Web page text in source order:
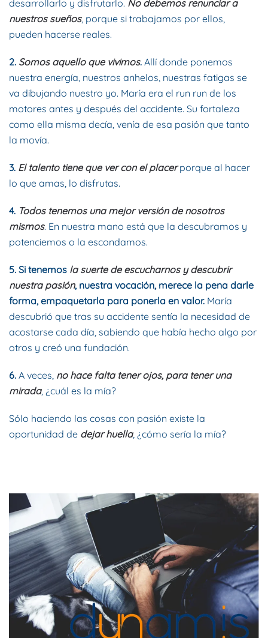
desarrollarlo y disfrutarlo. No debemos renunciar a
nuestros sueños, porque si trabajamos por ellos,
pueden hacerse reales.
2. Somos aquello que vivimos. Allí donde ponemos
nuestra energía, nuestros anhelos, nuestras fatigas se
va dibujando nuestro yo. María era el run run de los
motores antes y después del accidente. Su fortaleza
como ella misma decía, venía de esa pasión que tanto
la movía.
3. El talento tiene que ver con el placerporque al hacer
lo que amas, lo disfrutas.
4. Todos tenemos una mejor versión de nosotros
mismos. En nuestra mano está que la descubramos y
potenciemos o la escondamos.
5. Si tenemos la suerte de escucharnos y descubrir
nuestra pasión, nuestra vocación, merece la pena darle
forma, empaquetarla para ponerla en valor. María
descubrió que tras su accidente sentía la necesidad de
acostarse cada día, sabiendo que había hecho algo por
otros y creó una fundación.
6. A veces, no hace falta tener ojos, para tener una
mirada, ¿cuál es la mía?
Sólo haciendo las cosas con pasión existe la
oportunidad de dejar huella, ¿cómo sería la mía?